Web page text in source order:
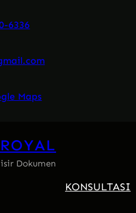
6336
Maps
Dokumen
KONSULTASI